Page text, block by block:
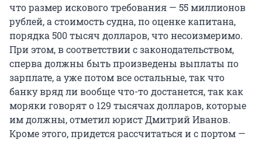
что размер искового требования — 55 миллионов
рублей, а стоимость судна, по оценке капитана,
порядка 500 тысяч долларов, что несоизмеримо.
При этом, в соответствии с законодательством,
сперва должны быть произведены выплаты по
зарплате, а уже потом все остальные, так что
банку вряд ли вообще что-то достанется, так как
моряки говорят о 129 тысячах долларов, которые
им должны, отметил юрист Дмитрий Иванов.
Кроме этого, придется рассчитаться и с портом —